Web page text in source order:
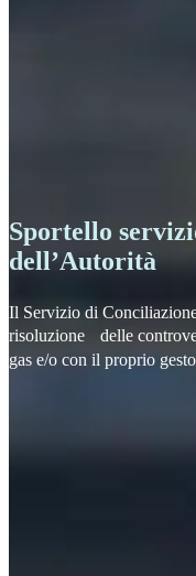
Sportello
dell’Autorità
Il Servizio di
risoluzione delle
gas e/o con il proprio